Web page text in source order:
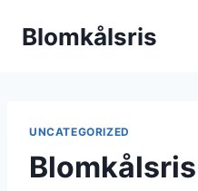
Blomkålsris
UNCATEGORIZED